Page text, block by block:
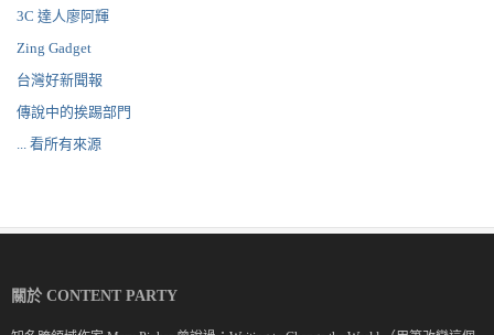
3C 達人廖阿輝
Zing Gadget
台灣好新聞報
傳說中的挨踢部門
... 看所有來源
關於 CONTENT PARTY